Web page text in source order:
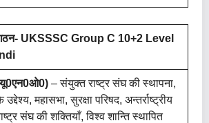
संगठन- UKSSSC Group C 10+2 Level
– संयुक्त राष्ट्र संघ की स्थापना,
महासभा, सुरक्षा परिषद, अन्तर्राष्ट्रीय
संघ की शक्तियाँ, विश्व शान्ति स्थापित